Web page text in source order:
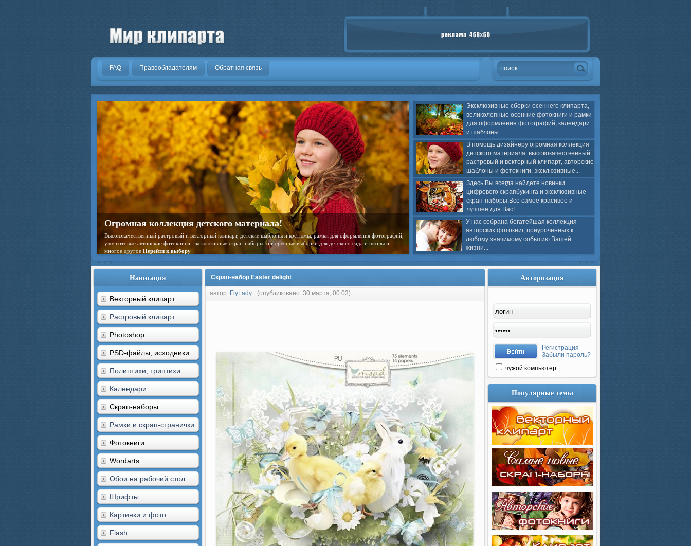
.
FAQ Правообладателям Обратная связь
Эксклюзивные сборки осеннего клипарта,
великолепные осенние фотокниги и рамки
для оформления фотографий, календари
и шаблоны...
В помощь дизайнеру огромная коллекция
детского материала: высококачественный
растровый и векторный клипарт, авторские
шаблоны и фотокниги, эксклюзивные...
Здесь Вы всегда найдете новинки
цифрового скрапбукинга и эксклюзивные
скрап-наборы.Все самое красивое и
лучшее для Вас!
У нас собрана богатейшая коллекция
авторских фотокниг, приуроченных к
любому значимому событию Вашей
жизни...
Огромная коллекция детского материала!
Высококачественный растровый и векторный клипарт, детские шаблоны и костюмы, рамки для оформления фотографий,
уже готовые авторские фотокниги, эксклюзивные скрап-наборы, интересные выборки для детского сада и школы и
многое другое Перейти к выбору
Навигация
Векторный клипарт
Растровый клипарт
Photoshop
PSD-файлы, исходники
Полиптихи, триптихи
Календари
Скрап-наборы
Рамки и скрап-странички
Фотокниги
Wordarts
Обои на рабочий стол
Шрифты
Картинки и фото
Flash
Скрап-набор Easter delight
автор: FlyLady (опубликовано: 30 марта, 00:03)
Авторизация
Регистрация
Забыли пароль?
чужой компьютер
Популярные темы